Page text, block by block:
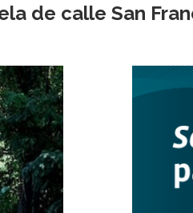
de calle San